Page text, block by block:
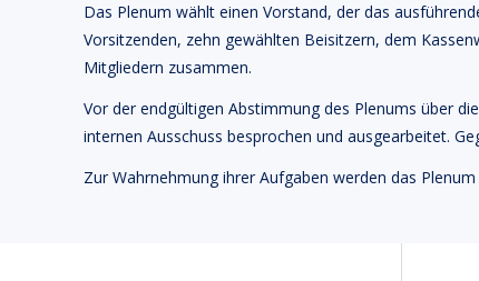
Das Plenum wählt einen Vorstand, der das
Vorsitzenden, zehn gewählten Beisitzern, dem
Mitgliedern zusammen.
Vor der endgültigen Abstimmung des Plenums über
internen Ausschuss besprochen und ausgearbeitet.
Zur Wahrnehmung ihrer Aufgaben werden das